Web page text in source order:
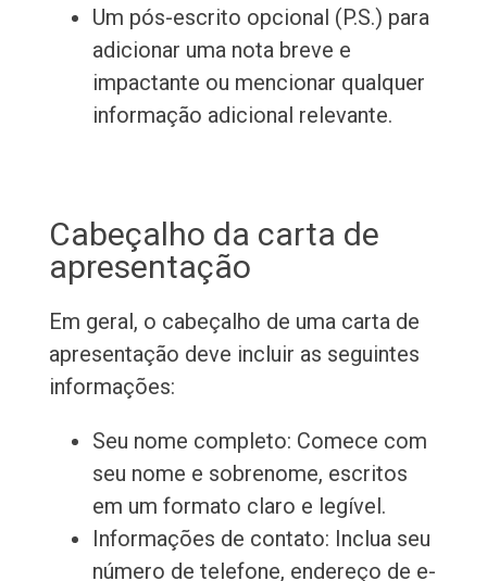
Um pós-escrito opcional (P.S.) para
adicionar uma nota breve e
impactante ou mencionar qualquer
informação adicional relevante.
Cabeçalho da carta de
apresentação
Em geral, o cabeçalho de uma carta de
apresentação deve incluir as seguintes
informações:
Seu nome completo: Comece com
seu nome e sobrenome, escritos
em um formato claro e legível.
Informações de contato: Inclua seu
número de telefone, endereço de e-